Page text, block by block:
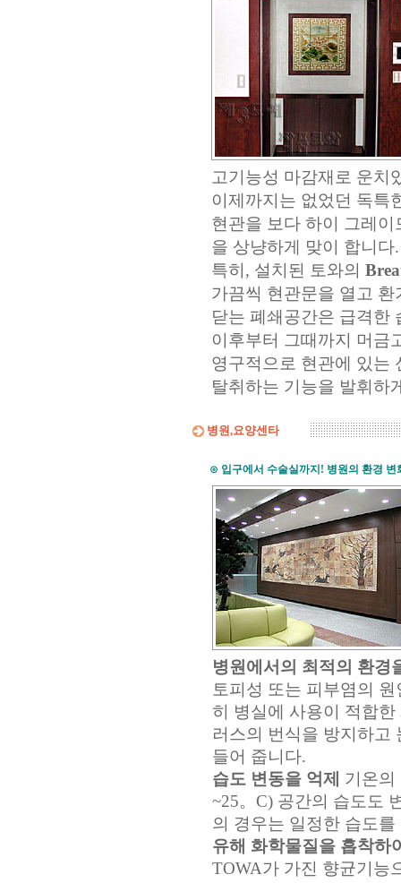
고기능성 마감재로 운치
이제까지는 없었던 독특
현관을 보다 하이 그레
을 상냥하게 맞이 합니다.
특히, 설치된 토와의
가끔씩 현관문을 열고
닫는 폐쇄공간은 급격한
이후부터 그때까지 머금
영구적으로 현관에 있는
탈취하는 기능을 발휘하
병원,요양센타
⊙ 입구에서 수술실까지! 병원의 환경 변
병원에서의 최적의 환경
토피성 또는 피부염의
히 병실에 사용이 적합
러스의 번식을 방지하고
들어 줍니다.
습도 변동을 억제 기온의
~25。C) 공간의 습도도
의 경우는 일정한 습도를
유해 화학물질을 흡착하
TOWA가 가진 향균기능